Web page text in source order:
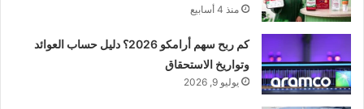
منذ 4 أسابيع
كم ربح سهم أرامكو 2026؟ دليل حساب العوائد
وتواريخ الاستحقاق
يوليو 9, 2026